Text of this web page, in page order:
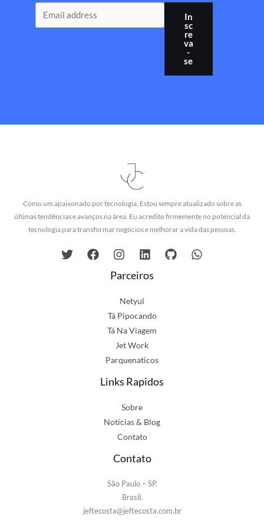
In
sc
re
va
-
se
Como um apaixonado por tecnologia, Estou sempre atualizado sobre as
últimas tendências e avanços na área. Eu acredito firmemente no potencial da
tecnologia para transformar negócios e melhorar a vida das pessoas.
Parceiros
Netyul
Tá Pipocando
Tá Na Viagem
Jet Work
Parquenaticos
Links Rapidos
Sobre
Notícias & Blog
Contato
Contato
São Paulo – SP.
Brasil.
jeftecosta@jeftecosta.com.br